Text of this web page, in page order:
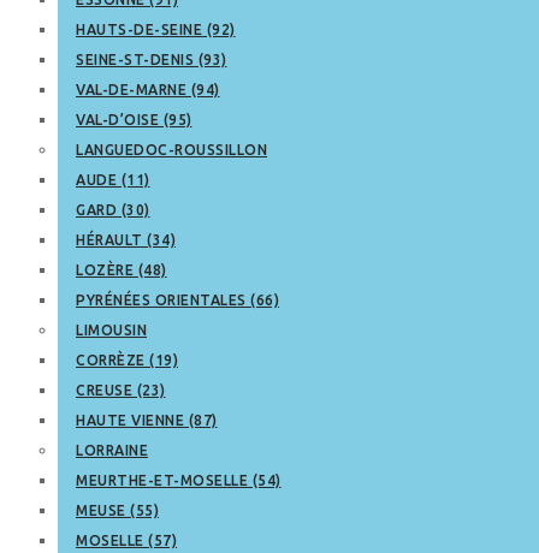
HAUTS-DE-SEINE (92)
SEINE-ST-DENIS (93)
VAL-DE-MARNE (94)
VAL-D’OISE (95)
LANGUEDOC-ROUSSILLON
AUDE (11)
GARD (30)
HÉRAULT (34)
LOZÈRE (48)
PYRÉNÉES ORIENTALES (66)
LIMOUSIN
CORRÈZE (19)
CREUSE (23)
HAUTE VIENNE (87)
LORRAINE
MEURTHE-ET-MOSELLE (54)
MEUSE (55)
MOSELLE (57)